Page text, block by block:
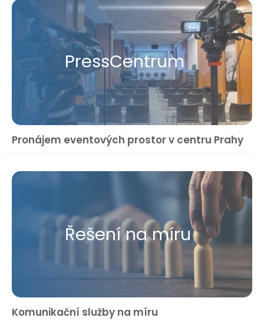
Press​Centrum
Pronájem eventových prostor v centru Prahy
Řešení na míru
Komunikační služby na míru